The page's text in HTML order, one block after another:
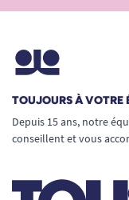
TOUJOURS À VOTRE
Depuis 15 ans, notre
conseillent et vous